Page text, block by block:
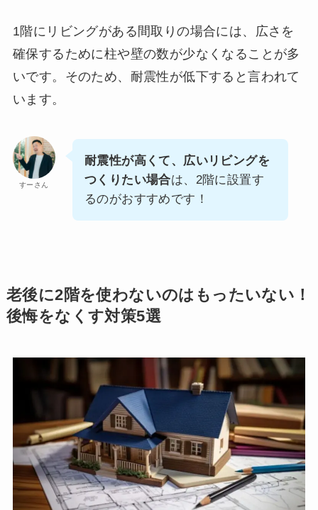
1階にリビングがある間取りの場合には、広さを
確保するために柱や壁の数が少なくなることが多
いです。そのため、耐震性が低下すると言われて
います。
すーさん
耐震性が高くて、広いリビングを
つくりたい場合は、2階に設置す
るのがおすすめです！
老後に2階を使わないのはもったいない！
後悔をなくす対策5選